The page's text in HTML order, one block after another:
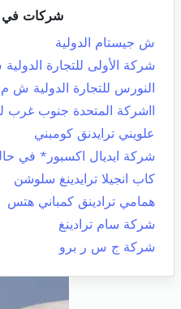
شركات في
ش جيستام الدولية
شركة الأولى للتجارة
النورس للتجارة الدولية ش
ااشركة المتحدة جنوب غرب
علويني ترايدنق كومبني
شركة ايديال اكسبور* في
كاب انجيلا ترايدينغ سلوشن
همامي ترادينق كمباني هتس
شركة سام ترادينغ
شركة ج س ر برو